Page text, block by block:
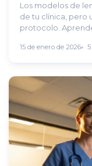
Los modelos de
de tu clínica, pero
protocolo.
15 de enero de 2026